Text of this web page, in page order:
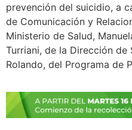
prevención del suicidio, a
de Comunicación y
Ministerio de Salud,
Turriani, de la Dirección de
Rolando, del Programa de